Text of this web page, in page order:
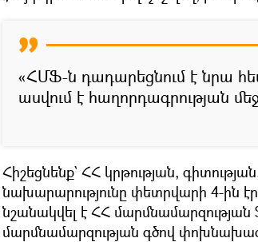
«ՀՄՖ-ն դադարեցնում է նրա
ասվում է հաղորդագրության
Հիշեցնենք` ՀՀ կրթության,
նախարարությունը փետրվարի 4-ին էր
նշանակվել է ՀՀ
մարմնամարզության գծով